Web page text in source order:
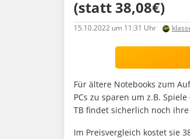
(statt 38,08€)
15.10.2022 um 11:31 Uhr
Für ältere Notebooks zum
PCs zu sparen um z.B.
TB findet sicherlich noch
Im Preisvergleich kostet sie